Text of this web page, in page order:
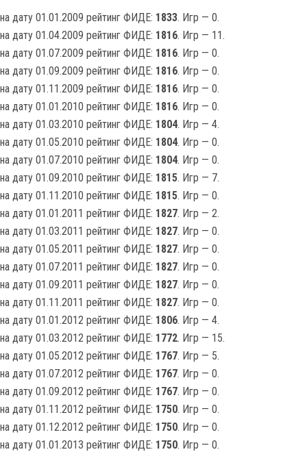
на дату 01.01.2009 рейтинг ФИДЕ: 1833. Игр — 0.
на дату 01.04.2009 рейтинг ФИДЕ: 1816. Игр — 11.
на дату 01.07.2009 рейтинг ФИДЕ: 1816. Игр — 0.
на дату 01.09.2009 рейтинг ФИДЕ: 1816. Игр — 0.
на дату 01.11.2009 рейтинг ФИДЕ: 1816. Игр — 0.
на дату 01.01.2010 рейтинг ФИДЕ: 1816. Игр — 0.
на дату 01.03.2010 рейтинг ФИДЕ: 1804. Игр — 4.
на дату 01.05.2010 рейтинг ФИДЕ: 1804. Игр — 0.
на дату 01.07.2010 рейтинг ФИДЕ: 1804. Игр — 0.
на дату 01.09.2010 рейтинг ФИДЕ: 1815. Игр — 7.
на дату 01.11.2010 рейтинг ФИДЕ: 1815. Игр — 0.
на дату 01.01.2011 рейтинг ФИДЕ: 1827. Игр — 2.
на дату 01.03.2011 рейтинг ФИДЕ: 1827. Игр — 0.
на дату 01.05.2011 рейтинг ФИДЕ: 1827. Игр — 0.
на дату 01.07.2011 рейтинг ФИДЕ: 1827. Игр — 0.
на дату 01.09.2011 рейтинг ФИДЕ: 1827. Игр — 0.
на дату 01.11.2011 рейтинг ФИДЕ: 1827. Игр — 0.
на дату 01.01.2012 рейтинг ФИДЕ: 1806. Игр — 4.
на дату 01.03.2012 рейтинг ФИДЕ: 1772. Игр — 15.
на дату 01.05.2012 рейтинг ФИДЕ: 1767. Игр — 5.
на дату 01.07.2012 рейтинг ФИДЕ: 1767. Игр — 0.
на дату 01.09.2012 рейтинг ФИДЕ: 1767. Игр — 0.
на дату 01.11.2012 рейтинг ФИДЕ: 1750. Игр — 0.
на дату 01.12.2012 рейтинг ФИДЕ: 1750. Игр — 0.
на дату 01.01.2013 рейтинг ФИДЕ: 1750. Игр — 0.